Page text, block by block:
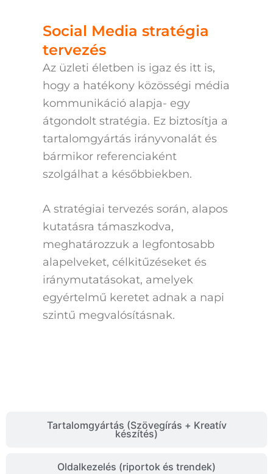
Tartalomgyártás (Szövegírás + Kreatív
készítés)
Oldalkezelés (riportok és trendek)
Social Media stratégia
tervezés
Az üzleti életben is igaz és itt is,
hogy a hatékony közösségi média
kommunikáció alapja- egy
átgondolt stratégia. Ez biztosítja a
tartalomgyártás irányvonalát és
bármikor referenciaként
szolgálhat a későbbiekben.
A stratégiai tervezés során, alapos
kutatásra támaszkodva,
meghatározzuk a legfontosabb
alapelveket, célkitűzéseket és
iránymutatásokat, amelyek
egyértelmű keretet adnak a napi
szintű megvalósításnak.